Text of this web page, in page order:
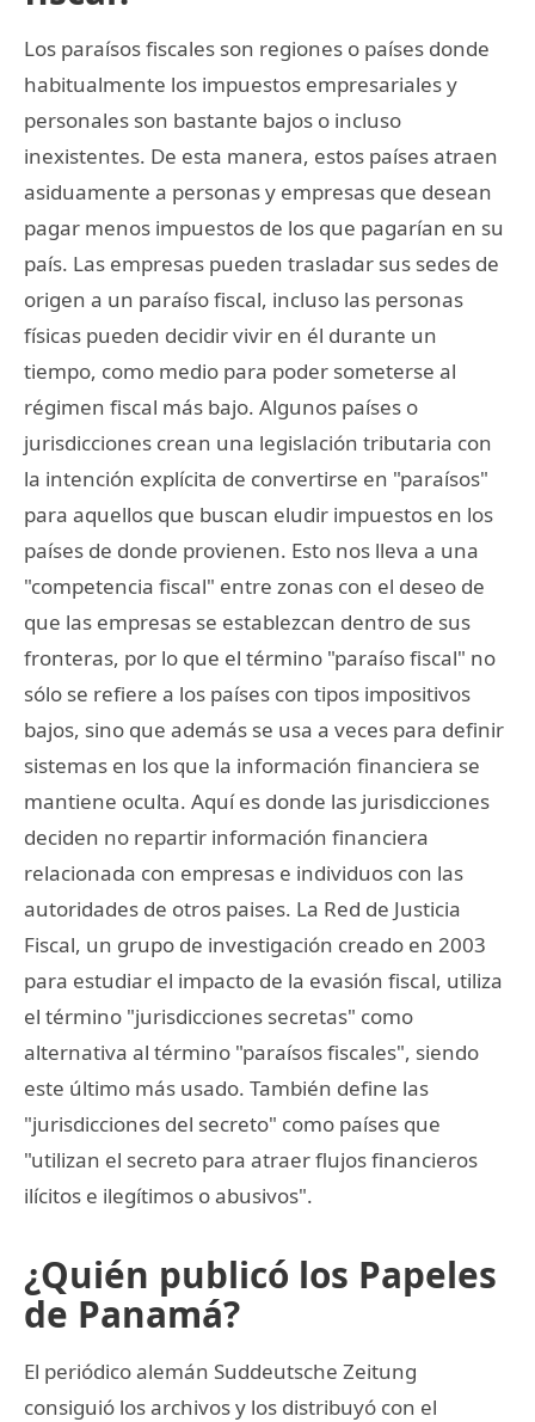
Los paraísos fiscales son regiones o países donde
habitualmente los impuestos empresariales y
personales son bastante bajos o incluso
inexistentes. De esta manera, estos países atraen
asiduamente a personas y empresas que desean
pagar menos impuestos de los que pagarían en su
país. Las empresas pueden trasladar sus sedes de
origen a un paraíso fiscal, incluso las personas
físicas pueden decidir vivir en él durante un
tiempo, como medio para poder someterse al
régimen fiscal más bajo. Algunos países o
jurisdicciones crean una legislación tributaria con
la intención explícita de convertirse en "paraísos"
para aquellos que buscan eludir impuestos en los
países de donde provienen. Esto nos lleva a una
"competencia fiscal" entre zonas con el deseo de
que las empresas se establezcan dentro de sus
fronteras, por lo que el término "paraíso fiscal" no
sólo se refiere a los países con tipos impositivos
bajos, sino que además se usa a veces para definir
sistemas en los que la información financiera se
mantiene oculta. Aquí es donde las jurisdicciones
deciden no repartir información financiera
relacionada con empresas e individuos con las
autoridades de otros paises. La Red de Justicia
Fiscal, un grupo de investigación creado en 2003
para estudiar el impacto de la evasión fiscal, utiliza
el término "jurisdicciones secretas" como
alternativa al término "paraísos fiscales", siendo
este último más usado. También define las
"jurisdicciones del secreto" como países que
"utilizan el secreto para atraer flujos financieros
ilícitos e ilegítimos o abusivos".
¿Quién publicó los Papeles
de Panamá?
El periódico alemán Suddeutsche Zeitung
consiguió los archivos y los distribuyó con el